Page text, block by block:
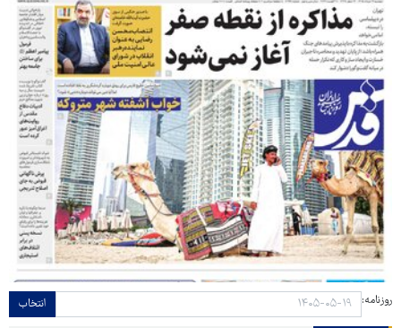
روزنامه: انتخاب